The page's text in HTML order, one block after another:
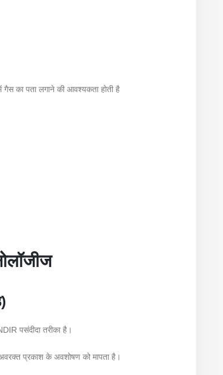
का पता लगाने की आवश्यकता होती है
पसंदीदा तरीका है।
प्रकाश के अवशोषण को मापता है।